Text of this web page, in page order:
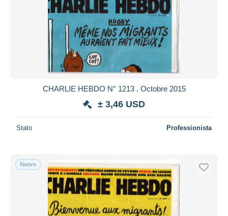
CHARLIE HEBDO N° 1213 . Octobre 2015
± 3,46 USD
Stato Professionista
Nuovo